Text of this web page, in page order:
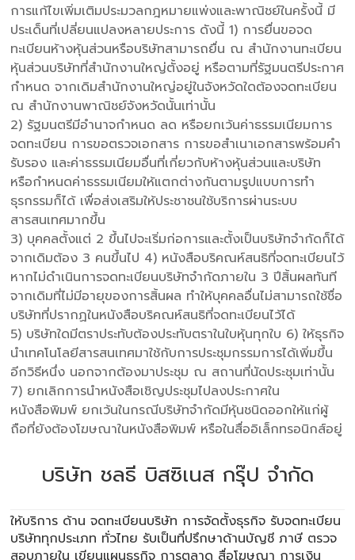
การแก้ไขเพิ่มเติมประมวลกฎหมายแพ่งและพาณิชย์ในครั้งนี้ มี
ประเด็นที่เปลี่ยนแปลงหลายประการ ดังนี้ 1) การยื่นขอจด
ทะเบียนห้างหุ้นส่วนหรือบริษัทสามารถยื่น ณ สำนักงานทะเบียน
หุ้นส่วนบริษัทที่สำนักงานใหญ่ตั้งอยู่ หรือตามที่รัฐมนตรีประกาศ
กำหนด จากเดิมสำนักงานใหญ่อยู่ในจังหวัดใดต้องจดทะเบียน
ณ สำนักงานพาณิชย์จังหวัดนั้นเท่านั้น
2) รัฐมนตรีมีอำนาจกำหนด ลด หรือยกเว้นค่าธรรมเนียมการ
จดทะเบียน การขอตรวจเอกสาร การขอสำเนาเอกสารพร้อมคำ
รับรอง และค่าธรรมเนียมอื่นที่เกี่ยวกับห้างหุ้นส่วนและบริษัท
หรือกำหนดค่าธรรมเนียมให้แตกต่างกันตามรูปแบบการทำ
ธุรกรรมก็ได้ เพื่อส่งเสริมให้ประชาชนใช้บริการผ่านระบบ
สารสนเทศมากขึ้น
3) บุคคลตั้งแต่ 2 ขึ้นไปจะเริ่มก่อการและตั้งเป็นบริษัทจำกัดก็ได้
จากเดิมต้อง 3 คนขึ้นไป 4) หนังสือบริคณห์สนธิที่จดทะเบียนไว้
หากไม่ดำเนินการจดทะเบียนบริษัทจำกัดภายใน 3 ปีสิ้นผลทันที
จากเดิมที่ไม่มีอายุของการสิ้นผล ทำให้บุคคลอื่นไม่สามารถใช้ชื่อ
บริษัทที่ปรากฏในหนังสือบริคณห์สนธิที่จดทะเบียนไว้ได้
5) บริษัทใดมีตราประทับต้องประทับตราในใบหุ้นทุกใบ 6) ให้ธุรกิจ
นำเทคโนโลยีสารสนเทศมาใช้กับการประชุมกรรมการได้เพิ่มขึ้น
อีกวิธีหนึ่ง นอกจากต้องมาประชุม ณ สถานที่นัดประชุมเท่านั้น
7) ยกเลิกการนำหนังสือเชิญประชุมไปลงประกาศใน
หนังสือพิมพ์ ยกเว้นในกรณีบริษัทจำกัดมีหุ้นชนิดออกให้แก่ผู้
ถือที่ยังต้องโฆษณาในหนังสือพิมพ์ หรือในสื่ออิเล็กทรอนิกส์อยู่
บริษัท ชลธี บิสซิเนส กรุ๊ป จำกัด
ให้บริการ ด้านจดทะเบียนบริษัท การจัดตั้งธุรกิจ รับจดทะเบียน
บริษัททุกประเภท ทั่วไทย รับเป็นที่ปรึกษาด้านบัญชี ภาษี ตรวจ